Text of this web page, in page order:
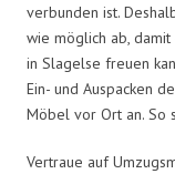
verbunden ist.
wie möglich ab,
in Slagelse freuen
Ein- und Auspacken
Möbel vor Ort an. So
Vertraue auf